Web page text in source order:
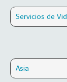
Servicios de
Asia